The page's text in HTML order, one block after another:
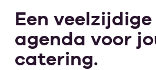
Een
agenda voor
catering.